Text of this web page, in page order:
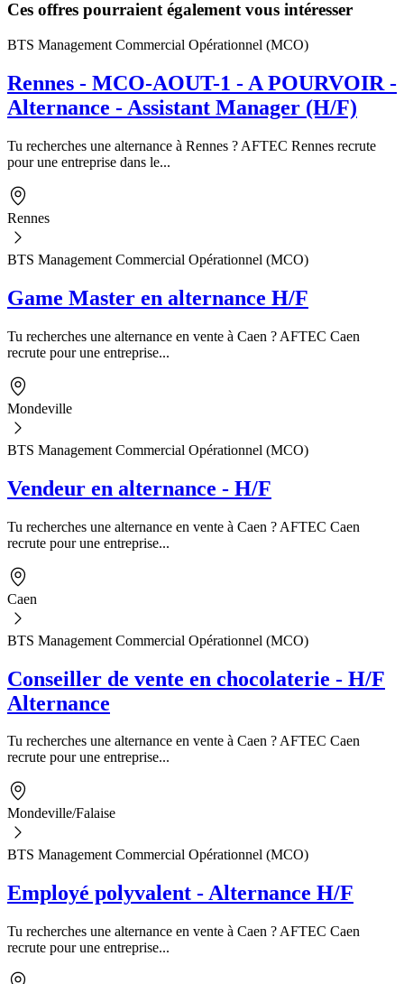
Ces offres pourraient également vous intéresser
BTS Management Commercial Opérationnel (MCO)
Rennes - MCO-AOUT-1 - A POURVOIR -
Alternance - Assistant Manager (H/F)
Tu recherches une alternance à Rennes ? AFTEC Rennes recrute
pour une entreprise dans le...
Rennes
BTS Management Commercial Opérationnel (MCO)
Game Master en alternance H/F
Tu recherches une alternance en vente à Caen ? AFTEC Caen
recrute pour une entreprise...
Mondeville
BTS Management Commercial Opérationnel (MCO)
Vendeur en alternance - H/F
Tu recherches une alternance en vente à Caen ? AFTEC Caen
recrute pour une entreprise...
Caen
BTS Management Commercial Opérationnel (MCO)
Conseiller de vente en chocolaterie - H/F
Alternance
Tu recherches une alternance en vente à Caen ? AFTEC Caen
recrute pour une entreprise...
Mondeville/Falaise
BTS Management Commercial Opérationnel (MCO)
Employé polyvalent - Alternance H/F
Tu recherches une alternance en vente à Caen ? AFTEC Caen
recrute pour une entreprise...